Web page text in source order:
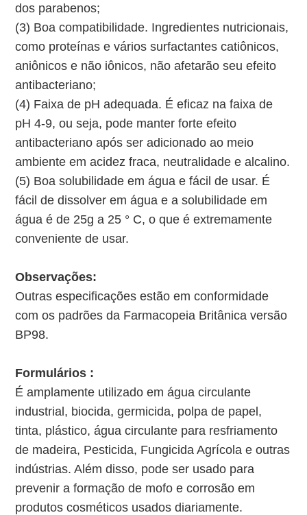
dos parabenos;
(3) Boa compatibilidade. Ingredientes nutricionais,
como proteínas e vários surfactantes catiônicos,
aniônicos e não iônicos, não afetarão seu efeito
antibacteriano;
(4) Faixa de pH adequada. É eficaz na faixa de
pH 4-9, ou seja, pode manter forte efeito
antibacteriano após ser adicionado ao meio
ambiente em acidez fraca, neutralidade e alcalino.
(5) Boa solubilidade em água e fácil de usar. É
fácil de dissolver em água e a solubilidade em
água é de 25g a 25 ° C, o que é extremamente
conveniente de usar.
Observações:
Outras especificações estão em conformidade
com os padrões da Farmacopeia Britânica versão
BP98.
Formulários :
É amplamente utilizado em água circulante
industrial, biocida, germicida, polpa de papel,
tinta, plástico, água circulante para resfriamento
de madeira, Pesticida, Fungicida Agrícola e outras
indústrias. Além disso, pode ser usado para
prevenir a formação de mofo e corrosão em
produtos cosméticos usados ​​diariamente.